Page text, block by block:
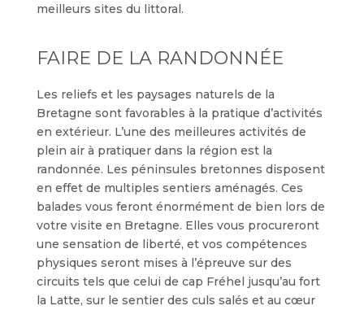
meilleurs sites du littoral.
FAIRE DE LA RANDONNÉE
Les reliefs et les paysages naturels de la
Bretagne sont favorables à la pratique d’activités
en extérieur. L’une des meilleures activités de
plein air à pratiquer dans la région est la
randonnée. Les péninsules bretonnes disposent
en effet de multiples sentiers aménagés. Ces
balades vous feront énormément de bien lors de
votre visite en Bretagne. Elles vous procureront
une sensation de liberté, et vos compétences
physiques seront mises à l’épreuve sur des
circuits tels que celui de cap Fréhel jusqu’au fort
la Latte, sur le sentier des culs salés et au cœur